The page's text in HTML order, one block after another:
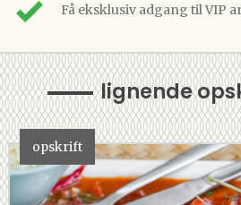
Få eksklusiv adgang til VIP
lignende
opskrift